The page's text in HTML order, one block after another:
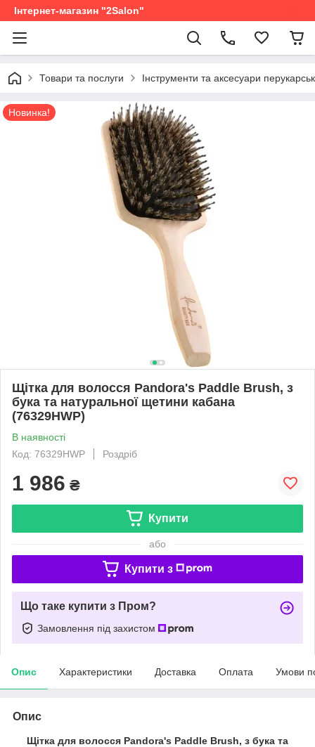
Інтернет-магазин "2Salon"
Товари та послуги Інструменти та аксесуари
Новинка!
Щітка для волосся Pandora's Paddle Brush, з
бука та натуральної щетини кабана
(76329HWP)
В наявності
Код: 76329HWP
Роздріб
1 986 ₴
Купити
або
Купити з
Що таке купити з Пром?
Замовлення під захистом
Опис Характеристики Доставка Оплата Умови
Опис
Щітка для волосся Pandora's Paddle Brush, з бука та